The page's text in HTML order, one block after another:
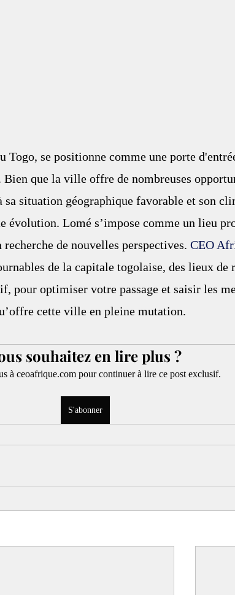
Togo, se positionne comme une porte
que la ville offre de nombreuses
sa situation géographique favorable et son
évolution. Lomé s’impose comme un lieu
de nouvelles perspectives. CEO
de la capitale togolaise, des lieux de
pour optimiser votre passage et saisir les
cette ville en pleine mutation.
souhaitez en lire plus ?
à ceoafrique.com pour continuer à lire ce post exclusif.
S'abonner